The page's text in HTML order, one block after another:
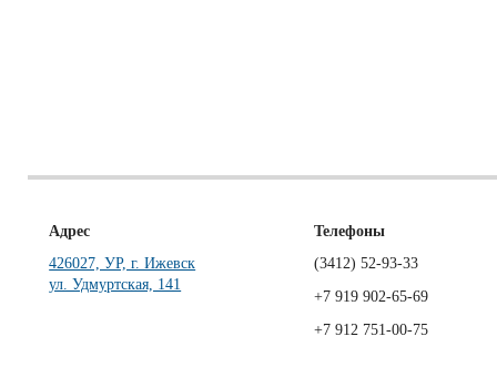
Адрес
426027, УР, г. Ижевск
ул. Удмуртская, 141
Телефоны
(3412) 52-93-33
+7 919 902-65-69
+7 912 751-00-75